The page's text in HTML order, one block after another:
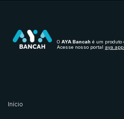
O AYA Bancah é um produto
Acesse nosso portal
Início